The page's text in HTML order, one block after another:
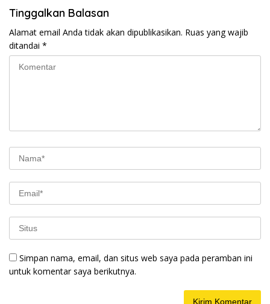
Tinggalkan Balasan
Alamat email Anda tidak akan dipublikasikan. Ruas yang wajib
ditandai *
Simpan nama, email, dan situs web saya pada peramban ini
untuk komentar saya berikutnya.